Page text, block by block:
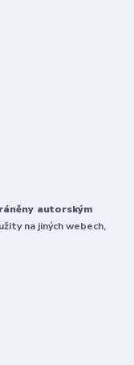
autorským
na jiných webech,